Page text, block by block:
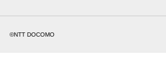
©NTT DOCOMO